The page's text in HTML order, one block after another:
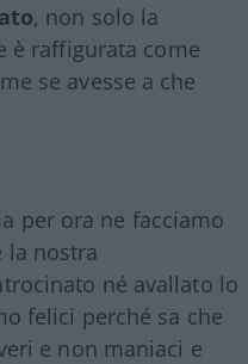
, non solo la
è raffigurata come
se avesse a che
per ora ne facciamo
la nostra
né avallato lo
felici perché sa che
e non maniaci e